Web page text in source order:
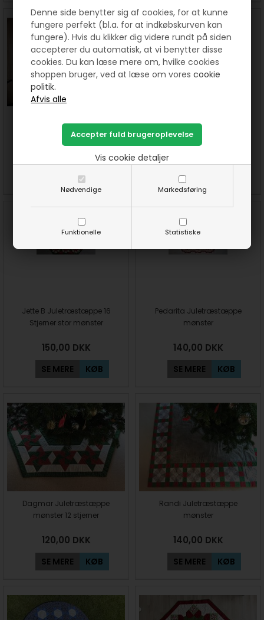
Denne side benytter sig af cookies, for at kunne
fungere perfekt (bl.a. for at indkøbskurven kan
fungere). Hvis du klikker dig videre rundt på siden
accepterer du automatisk, at vi benytter disse
cookies. Du kan læse mere om, hvilke cookies
shoppen bruger, ved at læse om vorescookie
politik.
Nødvendige Markedsføring
Funktionelle Statistiske
Vis cookie detaljer
mønster 12 stjerner
KØB
mønster
SE MERE
Jette B Juletræstæppe 16
Stjerner stor mønster
150,00 DKK
SE MERE KØB
Pedarita Juletræstæppe
mønster
140,00 DKK
SE MERE KØB
Dagmar Juletræstæppe
mønster 12 stjerner
120,00 DKK
SE MERE KØB
Randi Juletræstæppe
mønster
140,00 DKK
SE MERE KØB